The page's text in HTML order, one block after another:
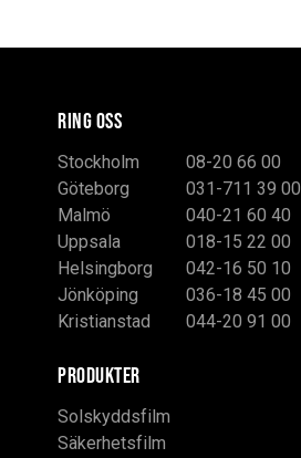
RING OSS
Stockholm
08-20 66 00
Göteborg
031-711 39 00
Malmö
040-21 60 40
Uppsala
018-15 22 00
Helsingborg
042-16 50 10
Jönköping
036-18 45 00
Kristianstad
044-20 91 00
PRODUKTER
Solskyddsfilm
Säkerhetsfilm